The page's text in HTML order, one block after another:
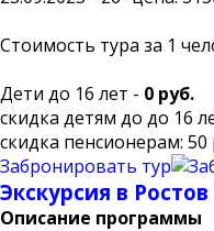
Стоимость тура за 1
Дети до 16 лет - 0 руб.
скидка детям до до 16
скидка пенсионерам: 50
Забронировать тур
Экскурсия в
Описание программы